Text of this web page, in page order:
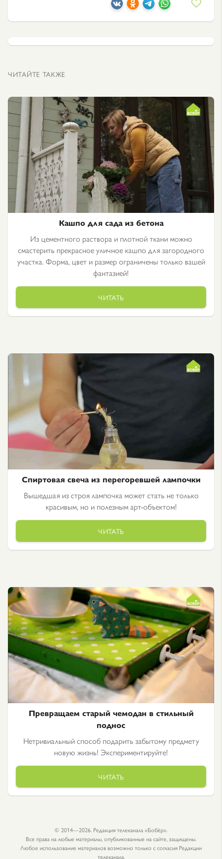
ЧИТАЙТЕ ТАКЖЕ
Кашпо для сада из бетона
Из цементного раствора и плотной ткани можно
смастерить прекрасное уличное кашпо для загородного
участка. Форма, цвет и размер ограничены только вашей
фантазией!
ЧИТАТЬ
Спиртовая свеча из перегоревшей лампочки
Вышедшая из строя лампочка может стать не только
красивым, но и полезным арт-объектом!
ЧИТАТЬ
Превращаем старый чемодан в стильный
поднос
Нетривиальный способ подарить забытому предмету
новую жизнь! Экспериментируйте!
ЧИТАТЬ
© 2014—2026. Редакция телеканала «Бобёр».
Все права на любые материалы, опубликованные на сайте, защищены.
Любое использование материалов возможно только с согласия Редакции
телеканала.